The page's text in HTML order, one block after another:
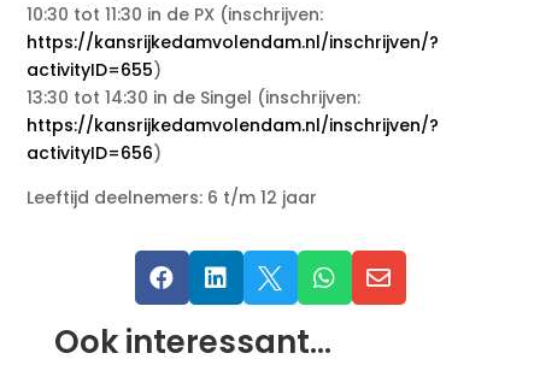
10:30 tot 11:30 in de PX (inschrijven:
https://kansrijkedamvolendam.nl/inschrijven/?
activityID=655)
13:30 tot 14:30 in de Singel (inschrijven:
https://kansrijkedamvolendam.nl/inschrijven/?
activityID=656)
Leeftijd deelnemers: 6 t/m 12 jaar
    
Ook interessant…